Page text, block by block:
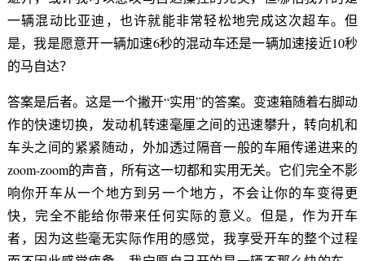
一辆混动比亚迪，也许就能非常轻松地完成这次超车。但
是，我是愿意开一辆加速6秒的混动车还是一辆加速接近10秒
的马自达？
答案是后者。这是一个撇开“实用”的答案。变速箱随着右脚动
作的快速切换，发动机转速毫厘之间的迅速攀升，转向机和
车头之间的紧紧随动，外加透过隔音一般的车厢传递进来的
zoom-zoom的声音，所有这一切都和实用无关。它们完全不影
响你开车从一个地方到另一个地方，不会让你的车变得更
快，完全不能给你带来任何实际的意义。但是，作为开车
者，因为这些毫无实际作用的感觉，我享受开车的整个过程